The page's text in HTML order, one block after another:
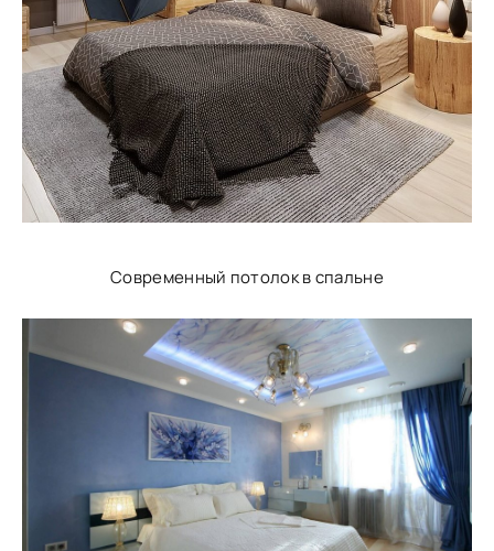
Современный потолок в спальне